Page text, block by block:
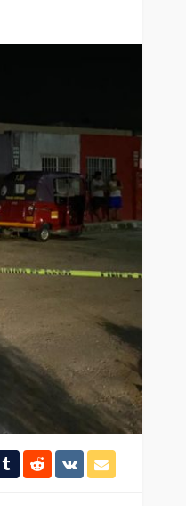
en México se
en la primera
ago